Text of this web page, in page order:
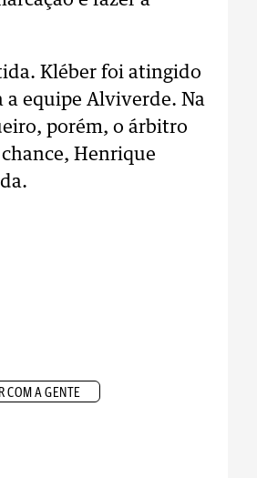
Kléber foi atingido
a equipe Alviverde. Na
porém, o árbitro
Henrique
COM A GENTE